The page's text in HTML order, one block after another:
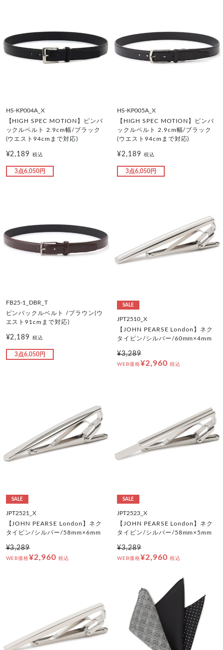
HS-KP004A_X
【HIGH SPEC MOTION】ピンバ
ックルベルト 2.9cm幅/ブラック
(ウエスト94cmまで対応)
¥2,189税込
3点6,050円
HS-KP005A_X
【HIGH SPEC MOTION】ピンバ
ックルベルト 2.9cm幅/ブラック
(ウエスト94cmまで対応)
¥2,189 税込
3点6,050円
FB25-1_DBR_T
ピンバックルベルト /ブラウン(ウ
エスト91cmまで対応)
¥2,189税込
3点6,050円
SALE
JPT2510_X
【JOHN PEARSE London】ネク
タイピン/シルバー/60mm×4mm
¥3,289
WEB価格¥2,960 税込
SALE
JPT2521_X
【JOHN PEARSE London】ネク
タイピン/シルバー/58mm×6mm
¥3,289
WEB価格¥2,960 税込
SALE
JPT2523_X
【JOHN PEARSE London】ネク
タイピン/シルバー/58mm×5mm
¥3,289
WEB価格¥2,960 税込